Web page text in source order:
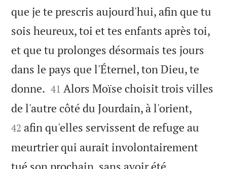
que je te prescris aujourd'hui, afin que tu
sois heureux, toi et tes enfants après toi,
et que tu prolonges désormais tes jours
dans le pays que l'Éternel, ton Dieu, te
donne. 

41 Alors Moïse choisit trois villes
de l'autre côté du Jourdain, à l'orient,
42 afin qu'elles servissent de refuge au
meurtrier qui aurait involontairement
tué son prochain, sans avoir été